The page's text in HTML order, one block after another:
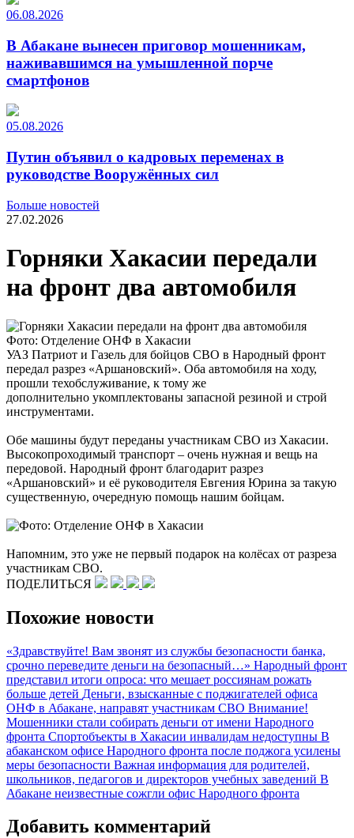
06.08.2026
В Абакане вынесен приговор мошенникам,
наживавшимся на умышленной порче
смартфонов
05.08.2026
Путин объявил о кадровых переменах в
руководстве Вооружённых сил
Больше новостей
27.02.2026
Горняки Хакасии передали
на фронт два автомобиля
Фото: Отделение ОНФ в Хакасии
УАЗ Патриот и Газель для бойцов СВО в Народный фронт
передал разрез «Аршановский». Оба автомобиля на ходу,
прошли техобслуживание, к тому же
дополнительно укомплектованы запасной резиной и строй
инструментами.
Обе машины будут переданы участникам СВО из Хакасии.
Высокопроходимый транспорт – очень нужная и вещь на
передовой. Народный фронт благодарит разрез
«Аршановский» и её руководителя Евгения Юрина за такую
существенную, очередную помощь нашим бойцам.
Напомним, это уже не первый подарок на колёсах от разреза
участникам СВО.
ПОДЕЛИТЬСЯ
Похожие новости
«Здравствуйте! Вам звонят из службы безопасности банка,
срочно переведите деньги на безопасный…» Народный фронт
представил итоги опроса: что мешает россиянам рожать
больше детей Деньги, взысканные с поджигателей офиса
ОНФ в Абакане, направят участникам СВО Внимание!
Мошенники стали собирать деньги от имени Народного
фронта Спортобъекты в Хакасии инвалидам недоступны В
абаканском офисе Народного фронта после поджога усилены
меры безопасности Важная информация для родителей,
школьников, педагогов и директоров учебных заведений В
Абакане неизвестные сожгли офис Народного фронта
Добавить комментарий